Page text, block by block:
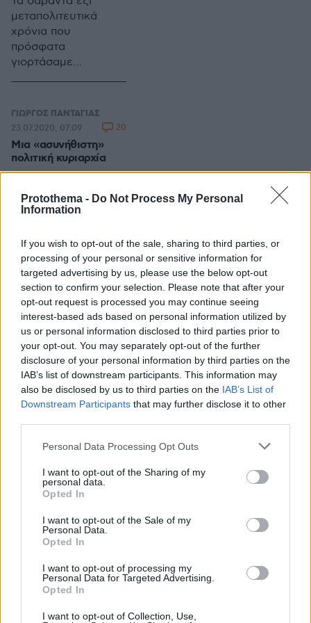
Protothema - Do Not Process My Personal
Information
If you wish to opt-out of the sale, sharing to third parties, or
processing of your personal or sensitive information for
targeted advertising by us, please use the below opt-out
section to confirm your selection. Please note that after your
opt-out request is processed you may continue seeing
interest-based ads based on personal information utilized by
us or personal information disclosed to third parties prior to
your opt-out. You may separately opt-out of the further
disclosure of your personal information by third parties on the
IAB’s list of downstream participants. This information may
also be disclosed by us to third parties on the IAB’s List of
Downstream Participants that may further disclose it to other
Please note that this website/app uses one or more Google
not limited to your visit or usage behaviour. You may click to
grant or deny consent to Google and its third-party tags to
use your data for below specified purposes in below Google
consent section.
Personal Data Processing Opt Outs
I want to opt-out of the Sharing of my
personal data.
Opted In
I want to opt-out of the Sale of my
Personal Data.
Opted In
I want to opt-out of processing my
Personal Data for Targeted Advertising.
Opted In
I want to opt-out of Collection, Use,
πελατειακό σύστημα
και η συντεχνιακή
οργάνωση της
κοινωνίας. Αλλά και
στην προσήλωση της
πολιτικής τάξης στο
μικρό, το εφήμερο
και το πρόσκαιρο.
Αντιμετωπίζοντας
τους πολίτες ως
κύριο μέλημα το
προσωπικό και
όφελος. Αδιαφορεί
για την υλοποίηση
μειζόνων
στρατηγικών στόχων.
Πώς αλλιώς να
ερμηνευτεί η
παραγωγική,
οικονομική και
αναπτυξιακή
υστέρηση του τόπου;
-για να ιδιοποιηθώ
τον στίχο του
Γιώργου Σεφέρη- τ’
αγάλματα είναι μόνο
στο μουσείο.
μεταπολιτευτικά
χρόνια που
πρόσφατα
γιορτάσαμε
πολιτικά γεγονότα.
Τα σημάδια τους στη
σύγχρονη Ιστορία
είναι ανεξίτηλα
ΓΙΩΡΓΟΣ ΠΑΝΤΑΓΙΑΣ
Μια «ασυνήθιστη»
πολιτική κυριαρχία
Τα γεγονότα δεν
ακολουθούν πάντα
γραμμική πορεία.
απρόσμενες
μεταβολές και
ανατροπές. Η
ερμηνεία τους είναι
σύνθετη γιατί έχουν
θεατές και αθέατες
πλευρές. Κατ’ αρχάς,
δεν εκδηλώνονται σε
κοινωνικό, πολιτικό ή
ιδεολογικό κενό.
Αντιθέτως, στη φορά
των πραγμάτων
επιδρούν οι
συνθήκες, οι
επικρατούσες τάσεις,
οι πεποιθήσεις. Και
βέβαια καθοριστικός
είναι ο ρόλος των
πρωταγωνιστών.
23.07.2020, 07:09 20
ΓΙΩΡΓΟΣ ΠΑΝΤΑΓΙΑΣ
Το δίλημμα για τον
Αλέξη Τσίπρα
Το παρελθόν
ταλανίζει τον
ΣΥΡΙΖΑ. Τον
αναστατώνει και τον
Δώδεκα μήνες μετά
εξουσίας, τα όσα
ανήκουστα
διάρκεια του
κυβερνητικού βίου
τον στιγματίζουν. Το
χειρότερο, στέκουν
εμπόδιο στον
λεγόμενο
10.07.2020, 06:33 9
ΓΙΩΡΓΟΣ ΠΑΝΤΑΓΙΑΣ
Σοσιαλδημοκρατία
σοσιαλδημοκράτες
Στην πολιτική σκηνή
είναι η εισαγωγή
ξένων προϊόντων.
27.06.2020, 07:38